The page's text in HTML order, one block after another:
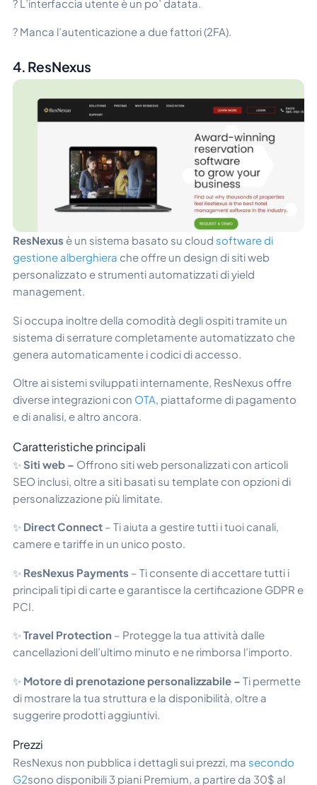
? L’interfaccia utente è un po’ datata.
? Manca l’autenticazione a due fattori (2FA).
4. ResNexus
ResNexus è un sistema basato su cloud software di
gestione alberghiera che offre un design di siti web
personalizzato e strumenti automatizzati di yield
management.
Si occupa inoltre della comodità degli ospiti tramite un
sistema di serrature completamente automatizzato che
genera automaticamente i codici di accesso.
Oltre ai sistemi sviluppati internamente, ResNexus offre
diverse integrazioni con OTA, piattaforme di pagamento
e di analisi, e altro ancora.
Caratteristiche principali
✨Siti web – Offrono siti web personalizzati con articoli
SEO inclusi, oltre a siti basati su template con opzioni di
personalizzazione più limitate.
✨ Direct Connect – Ti aiuta a gestire tutti i tuoi canali,
camere e tariffe in un unico posto.
✨ ResNexus Payments – Ti consente di accettare tutti i
principali tipi di carte e garantisce la certificazione GDPR e
PCI.
✨Travel Protection – Protegge la tua attività dalle
cancellazioni dell’ultimo minuto e ne rimborsa l’importo.
✨ Motore di prenotazione personalizzabile – Ti permette
di mostrare la tua struttura e la disponibilità, oltre a
suggerire prodotti aggiuntivi.
Prezzi
ResNexus non pubblica i dettagli sui prezzi, ma secondo
G2sono disponibili 3 piani Premium, a partire da 30$ al